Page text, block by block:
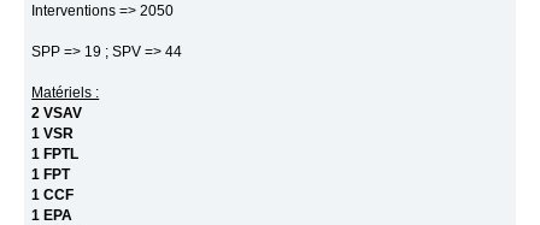
Interventions => 2050
SPP => 19 ; SPV => 44
Matériels :
2 VSAV
1 VSR
1 FPTL
1 FPT
1 CCF
1 EPA